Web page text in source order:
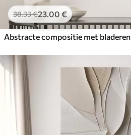
38.33€23.00 €
Abstracte compositie met bladeren